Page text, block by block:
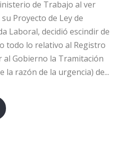
de Trabajo al ver
Proyecto de Ley de
Laboral, decidió escindir de
todo lo relativo al Registro
Gobierno la Tramitación
la razón de la urgencia) de...